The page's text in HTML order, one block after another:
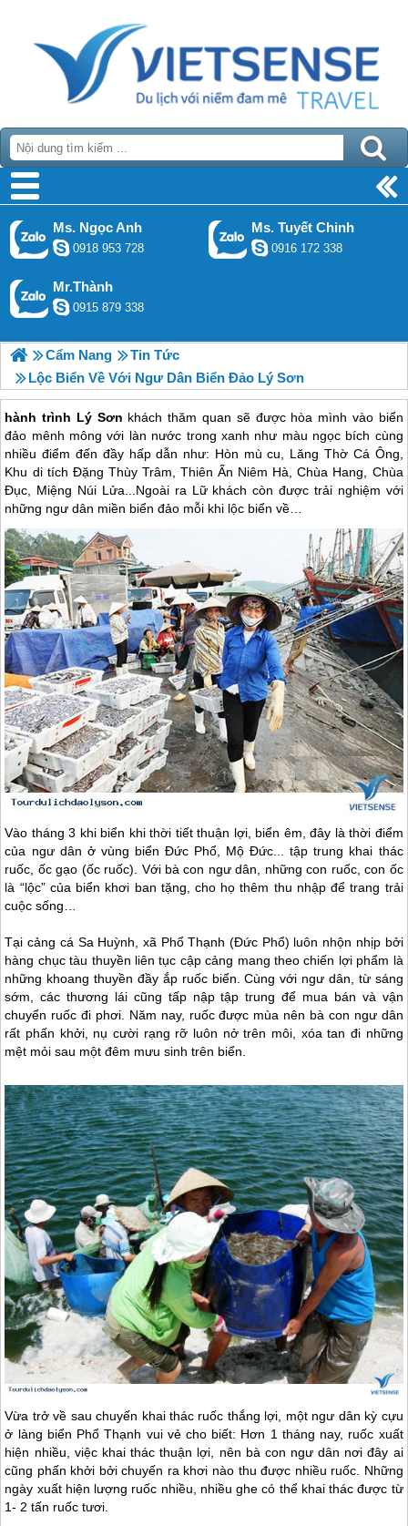
Ms. Ngọc Anh
0918 953 728
Ms. Tuyết Chinh
0916 172 338
Mr.Thành
0915 879 338
Cẩm Nang
Tin Tức
Lộc Biển Về Với Ngư Dân Biển Đảo Lý Sơn
hành trình Lý Sơn khách thăm quan sẽ được hòa mình vào biển
đảo mênh mông với làn nước trong xanh như màu ngọc bích cùng
nhiều điểm đến đầy hấp dẫn như: Hòn mù cu, Lăng Thờ Cá Ông,
Khu di tích Đặng Thùy Trâm, Thiên Ấn Niêm Hà, Chùa Hang, Chùa
Đục, Miệng Núi Lửa...Ngoài ra Lữ khách còn được trải nghiệm với
những ngư dân miền biển đảo mỗi khi lộc biển về…
Vào tháng 3 khi biển khi thời tiết thuận lợi, biển êm, đây là thời điểm
của ngư dân ở vùng biển Đức Phổ, Mộ Đức... tập trung khai thác
ruốc, ốc gạo (ốc ruốc). Với bà con ngư dân, những con ruốc, con ốc
là “lộc” của biển khơi ban tặng, cho họ thêm thu nhập để trang trải
cuộc sống…
Tại cảng cá Sa Huỳnh, xã Phổ Thạnh (Đức Phổ) luôn nhộn nhịp bởi
hàng chục tàu thuyền liên tục cập cảng mang theo chiến lợi phẩm là
những khoang thuyền đầy ắp ruốc biển. Cùng với ngư dân, từ sáng
sớm, các thương lái cũng tấp nập tập trung để mua bán và vận
chuyển ruốc đi phơi. Năm nay, ruốc được mùa nên bà con ngư dân
rất phấn khởi, nụ cười rạng rỡ luôn nở trên môi, xóa tan đi những
mệt mỏi sau một đêm mưu sinh trên biển.
Vừa trở về sau chuyến khai thác ruốc thắng lợi, một ngư dân kỳ cựu
ở làng biển Phổ Thạnh vui vẻ cho biết: Hơn 1 tháng nay, ruốc xuất
hiện nhiều, việc khai thác thuận lợi, nên bà con ngư dân nơi đây ai
cũng phấn khởi bởi chuyến ra khơi nào thu được nhiều ruốc. Những
ngày xuất hiện lượng ruốc nhiều, nhiều ghe có thể khai thác được từ
1- 2 tấn ruốc tươi.